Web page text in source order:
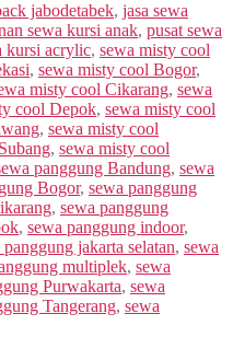
jabodetabek, jasa sewa
sewa kursi anak, pusat sewa
kursi acrylic, sewa misty cool
, sewa misty cool Bogor,
misty cool Cikarang, sewa
cool Depok, sewa misty cool
, sewa misty cool
, sewa misty cool
panggung Bandung, sewa
Bogor, sewa panggung
, sewa panggung
, sewa panggung indoor,
panggung jakarta selatan, sewa
multiplek, sewa
Purwakarta, sewa
Tangerang, sewa